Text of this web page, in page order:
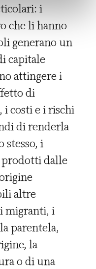
i
che li hanno
generano un
capitale
attingere i
di
costi e i rischi
di renderla
stesso, i
dalle
altre
migranti, i
parentela,
la
o di una